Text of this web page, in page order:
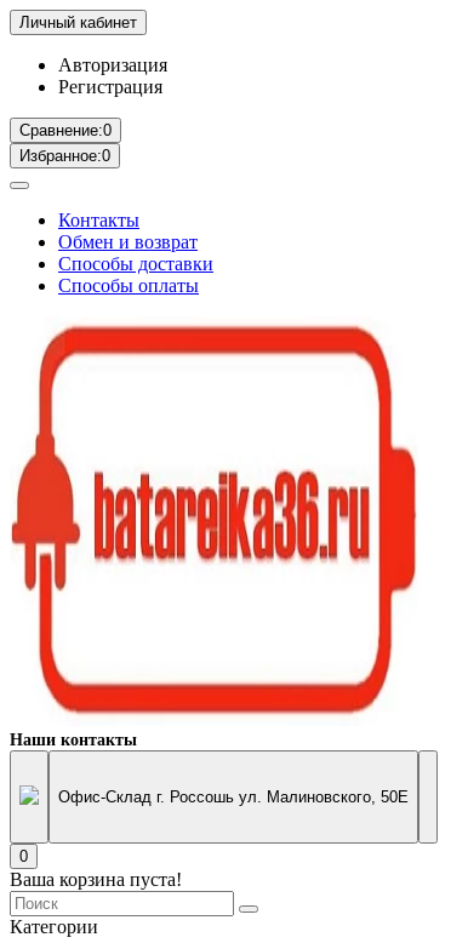
Личный кабинет
Авторизация
Регистрация
Сравнение:0
Избранное:0
Контакты
Обмен и возврат
Способы доставки
Способы оплаты
Наши контакты
Офис-Склад г. Россошь ул. Малиновского, 50Е
0
Ваша корзина пуста!
Категории